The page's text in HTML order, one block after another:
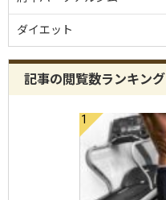
ダイエット
記事の閲覧数ランキング